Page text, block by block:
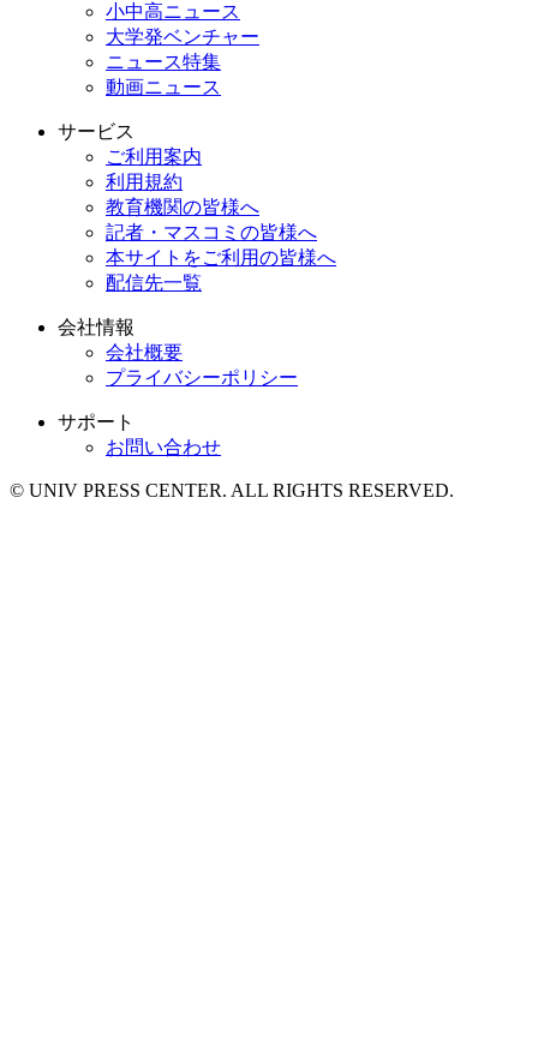
小中高ニュース
大学発ベンチャー
ニュース特集
動画ニュース
サービス
ご利用案内
利用規約
教育機関の皆様へ
記者・マスコミの皆様へ
本サイトをご利用の皆様へ
配信先一覧
会社情報
会社概要
プライバシーポリシー
サポート
お問い合わせ
© UNIV PRESS CENTER. ALL RIGHTS RESERVED.